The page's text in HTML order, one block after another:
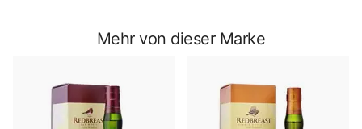
Mehr von dieser Marke